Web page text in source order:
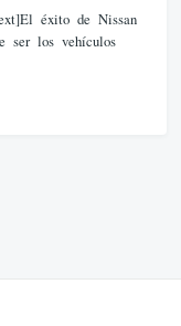
éxito de Nissan
ser los vehículos